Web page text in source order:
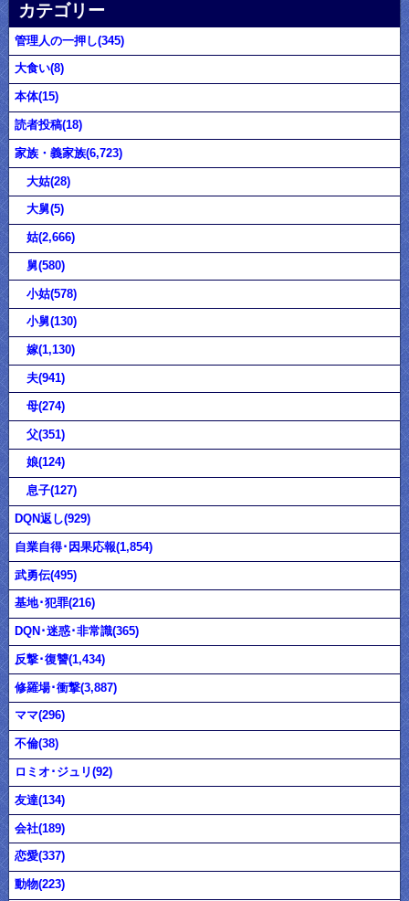
カテゴリー
管理人の一押し(345)
大食い(8)
本体(15)
読者投稿(18)
家族・義家族(6,723)
大姑(28)
大舅(5)
姑(2,666)
舅(580)
小姑(578)
小舅(130)
嫁(1,130)
夫(941)
母(274)
父(351)
娘(124)
息子(127)
DQN返し(929)
自業自得･因果応報(1,854)
武勇伝(495)
基地･犯罪(216)
DQN･迷惑･非常識(365)
反撃･復讐(1,434)
修羅場･衝撃(3,887)
ママ(296)
不倫(38)
ロミオ･ジュリ(92)
友達(134)
会社(189)
恋愛(337)
動物(223)